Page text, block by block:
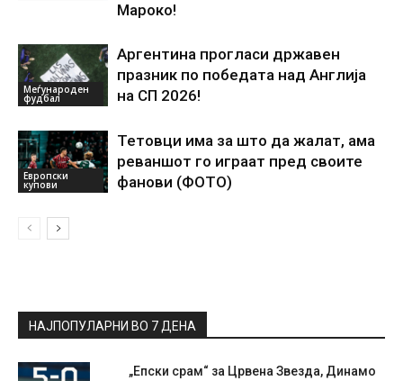
Мароко!
Меѓународен
фудбал
Аргентина прогласи државен
празник по победата над Англија
на СП 2026!
Европски
купови
Тетовци има за што да жалат, ама
реваншот го играат пред своите
фанови (ФОТО)
НАЈПОПУЛАРНИ ВО 7 ДЕНА
„Епски срам“ за Црвена Звезда, Динамо